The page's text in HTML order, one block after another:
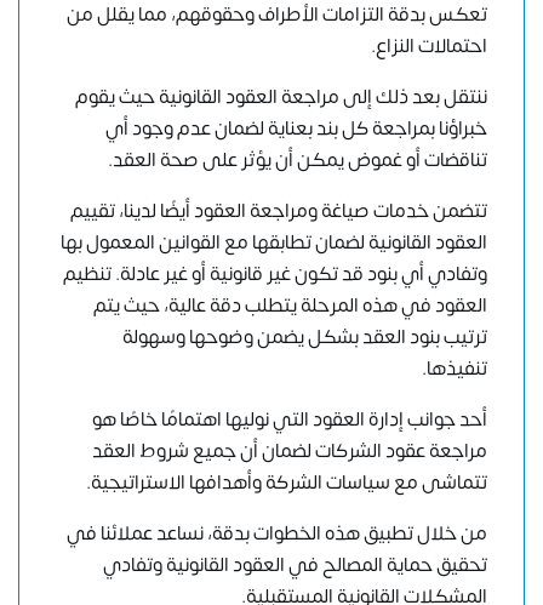
تعكس بدقة التزامات الأطراف وحقوقهم، مما يقلل من
احتمالات النزاع.
ننتقل بعد ذلك إلى مراجعة العقود القانونية حيث يقوم
خبراؤنا بمراجعة كل بند بعناية لضمان عدم وجود أي
تناقضات أو غموض يمكن أن يؤثر على صحة العقد.
تتضمن خدمات صياغة ومراجعة العقود أيضًا لدينا، تقييم
العقود القانونية لضمان تطابقها مع القوانين المعمول بها
وتفادي أي بنود قد تكون غير قانونية أو غير عادلة. تنظيم
العقود في هذه المرحلة يتطلب دقة عالية، حيث يتم
ترتيب بنود العقد بشكل يضمن وضوحها وسهولة
تنفيذها.
أحد جوانب إدارة العقود التي نوليها اهتمامًا خاصًا هو
مراجعة عقود الشركات لضمان أن جميع شروط العقد
تتماشى مع سياسات الشركة وأهدافها الاستراتيجية.
من خلال تطبيق هذه الخطوات بدقة، نساعد عملائنا في
تحقيق حماية المصالح في العقود القانونية وتفادي
المشكلات القانونية المستقبلية.